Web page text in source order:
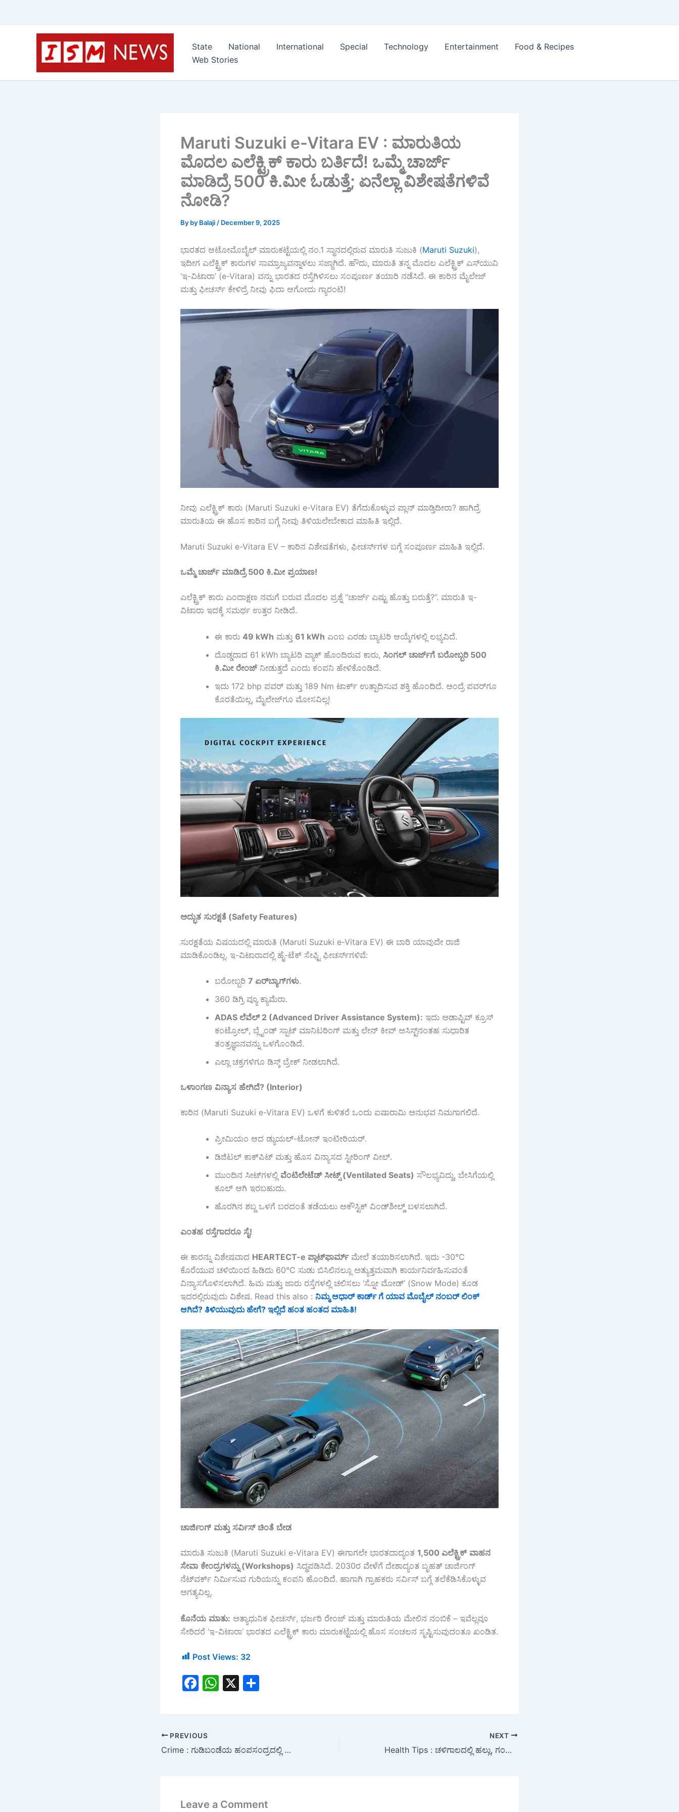
State National International Special Technology Entertainment
Food & Recipes
Web Stories
Maruti Suzuki e-Vitara EV : ಮಾರುತಿಯ
ಮೊದಲ ಎಲೆಕ್ಟ್ರಿಕ್ ಕಾರು ಬರ್ತಿದೆ! ಒಮ್ಮೆ ಚಾರ್ಜ್
ಮಾಡಿದ್ರೆ 500 ಕಿ.ಮೀ ಓಡುತ್ತೆ; ಏನೆಲ್ಲಾ ವಿಶೇಷತೆಗಳಿವೆ
ನೋಡಿ?
By by Balaji / December 9, 2025
ಭಾರತದ ಆಟೋಮೊಬೈಲ್ ಮಾರುಕಟ್ಟೆಯಲ್ಲಿ ನಂ.1 ಸ್ಥಾನದಲ್ಲಿರುವ ಮಾರುತಿ ಸುಜುಕಿ (Maruti Suzuki),
ಇದೀಗ ಎಲೆಕ್ಟ್ರಿಕ್ ಕಾರುಗಳ ಸಾಮ್ರಾಜ್ಯವನ್ನಾಳಲು ಸಜ್ಜಾಗಿದೆ. ಹೌದು, ಮಾರುತಿ ತನ್ನ ಮೊದಲ ಎಲೆಕ್ಟ್ರಿಕ್ ಎಸ್‌ಯುವಿ
‘ಇ-ವಿಟಾರಾ’ (e-Vitara) ವನ್ನು ಭಾರತದ ರಸ್ತೆಗಿಳಿಸಲು ಸಂಪೂರ್ಣ ತಯಾರಿ ನಡೆಸಿದೆ. ಈ ಕಾರಿನ ಮೈಲೇಜ್
ಮತ್ತು ಫೀಚರ್ಸ್ ಕೇಳಿದ್ರೆ ನೀವು ಫಿದಾ ಆಗೋದು ಗ್ಯಾರಂಟಿ!
ನೀವು ಎಲೆಕ್ಟ್ರಿಕ್ ಕಾರು (Maruti Suzuki e-Vitara EV) ತೆಗೆದುಕೊಳ್ಳುವ ಪ್ಲಾನ್ ಮಾಡ್ತಿದೀರಾ? ಹಾಗಿದ್ರೆ
ಮಾರುತಿಯ ಈ ಹೊಸ ಕಾರಿನ ಬಗ್ಗೆ ನೀವು ತಿಳಿಯಲೇಬೇಕಾದ ಮಾಹಿತಿ ಇಲ್ಲಿದೆ.
Maruti Suzuki e-Vitara EV – ಕಾರಿನ ವಿಶೇಷತೆಗಳು, ಫೀಚರ್ಸ್‌ಗಳ ಬಗ್ಗೆ ಸಂಪೂರ್ಣ ಮಾಹಿತಿ ಇಲ್ಲಿದೆ.
ಒಮ್ಮೆ ಚಾರ್ಜ್ ಮಾಡಿದ್ರೆ500 ಕಿ.ಮೀ ಪ್ರಯಾಣ!
ಎಲೆಕ್ಟ್ರಿಕ್ ಕಾರು ಎಂದಾಕ್ಷಣ ನಮಗೆ ಬರುವ ಮೊದಲ ಪ್ರಶ್ನೆ “ಚಾರ್ಜ್ ಎಷ್ಟು ಹೊತ್ತು ಬರುತ್ತೆ?”. ಮಾರುತಿ ಇ-
ವಿಟಾರಾ ಇದಕ್ಕೆ ಸಮರ್ಥ ಉತ್ತರ ನೀಡಿದೆ.
ಈ ಕಾರು 49 kWh ಮತ್ತು 61 kWh ಎಂಬ ಎರಡು ಬ್ಯಾಟರಿ ಆಯ್ಕೆಗಳಲ್ಲಿ ಲಭ್ಯವಿದೆ.
ದೊಡ್ಡದಾದ 61 kWh ಬ್ಯಾಟರಿ ಪ್ಯಾಕ್ ಹೊಂದಿರುವ ಕಾರು, ಸಿಂಗಲ್ ಚಾರ್ಜ್ಗೆ ಬರೋಬ್ಬರಿ 500
ಕಿ.ಮೀ ರೇಂಜ್ ನೀಡುತ್ತದೆ ಎಂದು ಕಂಪನಿ ಹೇಳಿಕೊಂಡಿದೆ.
ಇದು 172 bhp ಪವರ್ ಮತ್ತು 189 Nm ಟಾರ್ಕ್ ಉತ್ಪಾದಿಸುವ ಶಕ್ತಿ ಹೊಂದಿದೆ. ಅಂದ್ರೆ ಪವರ್‌ಗೂ
ಕೊರತೆಯಿಲ್ಲ, ಮೈಲೇಜ್‌ಗೂ ಮೋಸವಿಲ್ಲ!
ಅದ್ಭುತ ಸುರಕ್ಷತೆ (Safety Features)
ಸುರಕ್ಷತೆಯ ವಿಷಯದಲ್ಲಿ ಮಾರುತಿ (Maruti Suzuki e-Vitara EV) ಈ ಬಾರಿ ಯಾವುದೇ ರಾಜಿ
ಮಾಡಿಕೊಂಡಿಲ್ಲ. ಇ-ವಿಟಾರಾದಲ್ಲಿ ಹೈ-ಟೆಕ್ ಸೇಫ್ಟಿ ಫೀಚರ್ಸ್‌ಗಳಿವೆ:
ಬರೋಬ್ಬರಿ 7 ಏರ್ಬ್ಯಾಗ್ಗಳು.
360 ಡಿಗ್ರಿ ವ್ಯೂ ಕ್ಯಾಮೆರಾ.
ADAS ಲೆವೆಲ್2 (Advanced Driver Assistance System): ಇದು ಅಡಾಪ್ಟಿವ್ ಕ್ರೂಸ್
ಕಂಟ್ರೋಲ್, ಬ್ಲೈಂಡ್ ಸ್ಪಾಟ್ ಮಾನಿಟರಿಂಗ್ ಮತ್ತು ಲೇನ್ ಕೀಪ್ ಅಸಿಸ್ಟ್‌ನಂತಹ ಸುಧಾರಿತ
ತಂತ್ರಜ್ಞಾನವನ್ನು ಒಳಗೊಂಡಿದೆ.
ಎಲ್ಲಾ ಚಕ್ರಗಳಿಗೂ ಡಿಸ್ಕ್ ಬ್ರೇಕ್ ನೀಡಲಾಗಿದೆ.
ಒಳಾಂಗಣ ವಿನ್ಯಾಸ ಹೇಗಿದೆ? (Interior)
ಕಾರಿನ (Maruti Suzuki e-Vitara EV) ಒಳಗೆ ಕುಳಿತರೆ ಒಂದು ಐಷಾರಾಮಿ ಅನುಭವ ನಿಮಗಾಗಲಿದೆ.
ಪ್ರೀಮಿಯಂ ಆದ ಡ್ಯುಯಲ್-ಟೋನ್ ಇಂಟೀರಿಯರ್.
ಡಿಜಿಟಲ್ ಕಾಕ್‌ಪಿಟ್ ಮತ್ತು ಹೊಸ ವಿನ್ಯಾಸದ ಸ್ಟೀರಿಂಗ್ ವೀಲ್.
ಮುಂದಿನ ಸೀಟ್‌ಗಳಲ್ಲಿ ವೆಂಟಿಲೇಟೆಡ್ ಸೀಟ್ಸ್(Ventilated Seats) ಸೌಲಭ್ಯವಿದ್ದು, ಬೇಸಿಗೆಯಲ್ಲಿ
ಕೂಲ್ ಆಗಿ ಇರಬಹುದು.
ಹೊರಗಿನ ಶಬ್ದ ಒಳಗೆ ಬರದಂತೆ ತಡೆಯಲು ಅಕೌಸ್ಟಿಕ್ ವಿಂಡ್‌ಶೀಲ್ಡ್ ಬಳಸಲಾಗಿದೆ.
ಎಂತಹ ರಸ್ತೆಗಾದರೂ ಸೈ!
ಈ ಕಾರನ್ನು ವಿಶೇಷವಾದ HEARTECT-e ಪ್ಲಾಟ್ಫಾರ್ಮ್ಮೇಲೆ ತಯಾರಿಸಲಾಗಿದೆ. ಇದು -30°C
ಕೊರೆಯುವ ಚಳಿಯಿಂದ ಹಿಡಿದು 60°C ಸುಡು ಬಿಸಿಲಿನಲ್ಲೂ ಅತ್ಯುತ್ತಮವಾಗಿ ಕಾರ್ಯನಿರ್ವಹಿಸುವಂತೆ
ವಿನ್ಯಾಸಗೊಳಿಸಲಾಗಿದೆ. ಹಿಮ ಮತ್ತು ಜಾರು ರಸ್ತೆಗಳಲ್ಲಿ ಚಲಿಸಲು ‘ಸ್ನೋ ಮೋಡ್’ (Snow Mode) ಕೂಡ
ಇದರಲ್ಲಿರುವುದು ವಿಶೇಷ. Read this also : ನಿಮ್ಮ ಆಧಾರ್ ಕಾರ್ಡ್‌ ಗೆ ಯಾವ ಮೊಬೈಲ್ ನಂಬರ್ ಲಿಂಕ್
ಆಗಿದೆ? ತಿಳಿಯುವುದು ಹೇಗೆ? ಇಲ್ಲಿದೆ ಹಂತ ಹಂತದ ಮಾಹಿತಿ!
ಚಾರ್ಜಿಂಗ್ ಮತ್ತು ಸರ್ವಿಸ್ ಚಿಂತೆ ಬೇಡ
ಮಾರುತಿ ಸುಜುಕಿ (Maruti Suzuki e-Vitara EV) ಈಗಾಗಲೇ ಭಾರತದಾದ್ಯಂತ 1,500 ಎಲೆಕ್ಟ್ರಿಕ್ ವಾಹನ
ಸೇವಾ ಕೇಂದ್ರಗಳನ್ನು(Workshops) ಸಿದ್ಧಪಡಿಸಿದೆ. 2030ರ ವೇಳೆಗೆ ದೇಶಾದ್ಯಂತ ಬೃಹತ್ ಚಾರ್ಜಿಂಗ್
ನೆಟ್‌ವರ್ಕ್ ನಿರ್ಮಿಸುವ ಗುರಿಯನ್ನು ಕಂಪನಿ ಹೊಂದಿದೆ. ಹಾಗಾಗಿ ಗ್ರಾಹಕರು ಸರ್ವಿಸ್ ಬಗ್ಗೆ ತಲೆಕೆಡಿಸಿಕೊಳ್ಳುವ
ಅಗತ್ಯವಿಲ್ಲ.
ಕೊನೆಯ ಮಾತು: ಅತ್ಯಾಧುನಿಕ ಫೀಚರ್ಸ್, ಭರ್ಜರಿ ರೇಂಜ್ ಮತ್ತು ಮಾರುತಿಯ ಮೇಲಿನ ನಂಬಿಕೆ – ಇವೆಲ್ಲವೂ
ಸೇರಿದರೆ ‘ಇ-ವಿಟಾರಾ’ ಭಾರತದ ಎಲೆಕ್ಟ್ರಿಕ್ ಕಾರು ಮಾರುಕಟ್ಟೆಯಲ್ಲಿ ಹೊಸ ಸಂಚಲನ ಸೃಷ್ಟಿಸುವುದಂತೂ ಖಂಡಿತ.
Post Views: 32
F
e
b
W
A
X
PREVIOUS
Crime : ಗುಡಿಬಂಡೆಯ ಹಂಪಸಂದ್ರದಲ್ಲಿ ಯುವಕನ ಅನುಮಾನಾಸ್ಪದ ಸಾವು: ಇದು ಕೊಲೆಯೋ? ಆತ್ಮಹತ್ಯೆಯೋ? ಅಕ್ರಮ ಸಂಬಂಧ ಶಂಕೆ?!
NEXT
Health Tips : ಚಳಿಗಾಲದಲ್ಲಿ ಹಲ್ಲು, ಗಂಟಲು ನೋವಿನಿಂದ ನರಳುತ್ತಿದ್ದೀರಾ? ಮಾತ್ರೆ ನುಂಗುವ ಬದಲು ಈ ಸಿಂಪಲ್ ಮನೆಮದ್ದು ಟ್ರೈ ಮಾಡಿ!
Leave a Comment